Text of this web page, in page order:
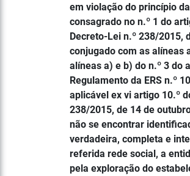
em violação do princípio
consagrado no n.º 1 do
Decreto-Lei n.º 238/2015,
conjugado com as alíneas
alíneas a) e b) do n.º 3 do
Regulamento da ERS n.º
aplicável ex vi artigo 10.º
238/2015, de 14 de
não se encontrar
verdadeira, completa e
referida rede social, a
pela exploração do